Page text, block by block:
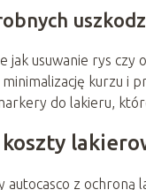
jak usuwanie rys
kurzu i
do lakieru,
autocasco z